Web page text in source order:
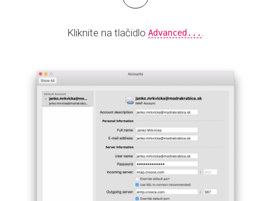
Kliknite na tlačidlo Advanced...